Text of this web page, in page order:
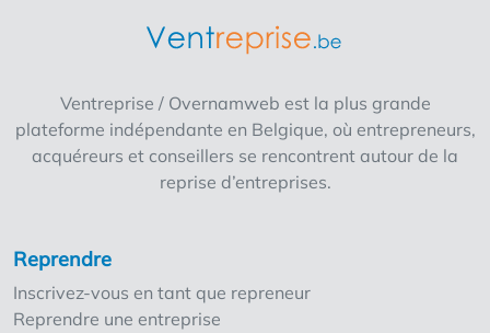
parfaitement équipée, prête à être utilisée
immédiatement ✅ Fort soutien du réseau de
croissance grâce à la demande de rénovation
continue Intéressé ou désireux d'en savoir
plus ? Remplissez le formulaire et nous vous
contacterons rapidement !
Ventreprise / Overnamweb est la plus grande
plateforme indépendante en Belgique, où entrepreneurs,
acquéreurs et conseillers se rencontrent autour de la
reprise d’entreprises.
Reprendre
Inscrivez-vous en tant que repreneur
Reprendre une entreprise